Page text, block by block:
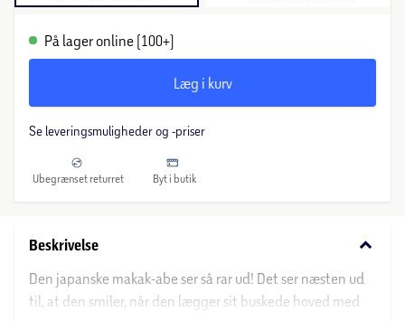
På lager online (100+)
Læg i kurv
Se leveringsmuligheder og -priser
Ubegrænset returret Byt i butik
Beskrivelse keyboard_arrow_down
Den japanske makak-abe ser så rar ud! Det ser næsten ud
til, at den smiler, når den lægger sit buskede hoved med